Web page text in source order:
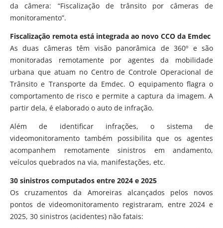
da câmera: “Fiscalização de trânsito por câmeras de
monitoramento”.
Fiscalização remota está integrada ao novo CCO da Emdec
As duas câmeras têm visão panorâmica de 360º e são
monitoradas remotamente por agentes da mobilidade
urbana que atuam no Centro de Controle Operacional de
Trânsito e Transporte da Emdec. O equipamento flagra o
comportamento de risco e permite a captura da imagem. A
partir dela, é elaborado o auto de infração.
Além de identificar infrações, o sistema de
videomonitoramento também possibilita que os agentes
acompanhem remotamente sinistros em andamento,
veículos quebrados na via, manifestações, etc.
30 sinistros computados entre 2024 e 2025
Os cruzamentos da Amoreiras alcançados pelos novos
pontos de videomonitoramento registraram, entre 2024 e
2025, 30 sinistros (acidentes) não fatais: